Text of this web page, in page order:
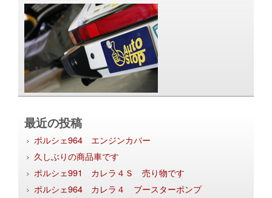
最近の投稿
ポルシェ964 エンジンカバー
久しぶりの商品車です
ポルシェ991 カレラ４Ｓ 売り物です
ポルシェ964 カレラ４ ブースターポンプ